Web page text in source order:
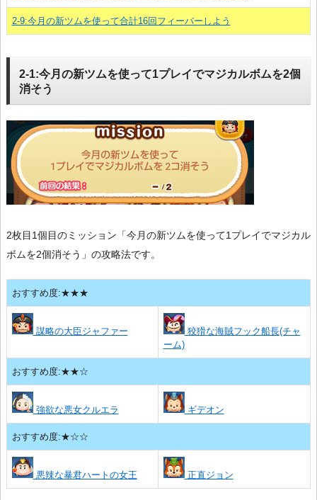
2-9:今月の新ツムを使って合計16回フィーバーしよう
2-1:今月の新ツムを使って1プレイでマジカルボムを2個
消そう
2枚目1個目のミッション「今月の新ツムを使って1プレイでマジカル
ボムを2個消そう」の攻略法です。
おすすめ度:★★★
謀略の大臣ジャファー
狡猾な海賊フック船長(チャ
ーム)
おすすめ度:★★☆
強欲な悪女クルエラ ギデオン
おすすめ度:★☆☆
悪辣な暴君ハートの女王 正直ジョン